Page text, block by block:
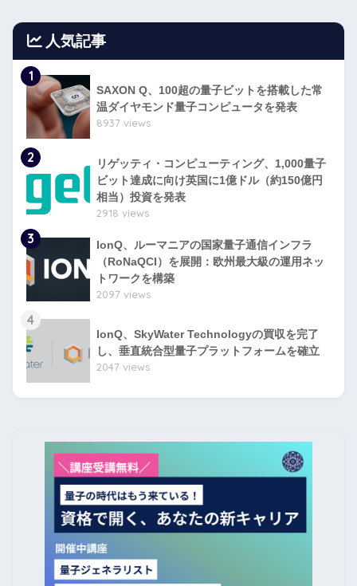
人気記事
1
SAXON Q、100超の量子ビットを搭載した常
温ダイヤモンド量子コンピュータを発表
8937 views
2
リゲッティ・コンピューティング、1,000量子
ビット達成に向け英国に1億ドル（約150億円
相当）投資を発表
2918 views
3
IonQ、ルーマニアの国家量子通信インフラ
（RoNaQCI）を展開：欧州最大級の運用ネッ
トワークを構築
2097 views
4
IonQ、SkyWater Technologyの買収を完了
し、垂直統合型量子プラットフォームを確立
2047 views